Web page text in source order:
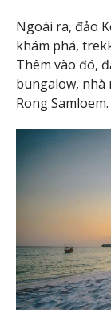
Ngoài ra, đảo
khám phá,
Thêm vào đó,
bungalow, nhà
Rong Samloem.